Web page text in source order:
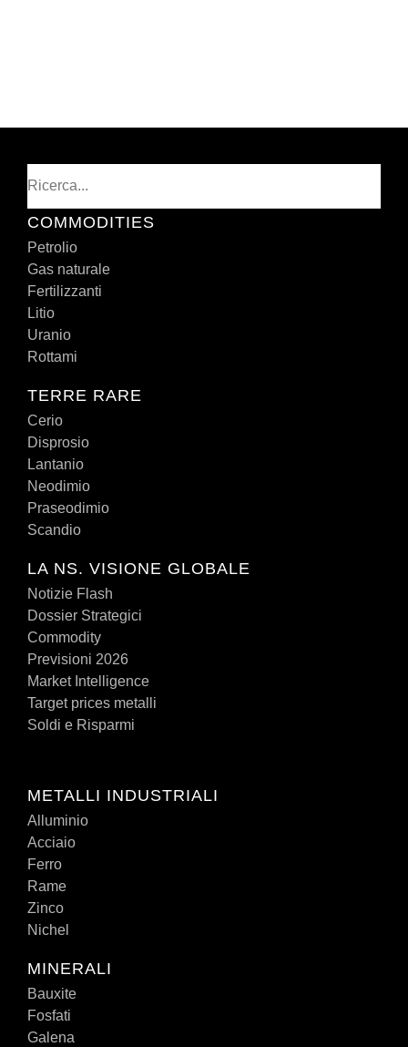
COMMODITIES
Petrolio
Gas naturale
Fertilizzanti
Litio
Uranio
Rottami
TERRE RARE
Cerio
Disprosio
Lantanio
Neodimio
Praseodimio
Scandio
LA NS. VISIONE GLOBALE
Notizie Flash
Dossier Strategici
Commodity
Previsioni 2026
Market Intelligence
Target prices metalli
Soldi e Risparmi
METALLI INDUSTRIALI
Alluminio
Acciaio
Ferro
Rame
Zinco
Nichel
MINERALI
Bauxite
Fosfati
Galena